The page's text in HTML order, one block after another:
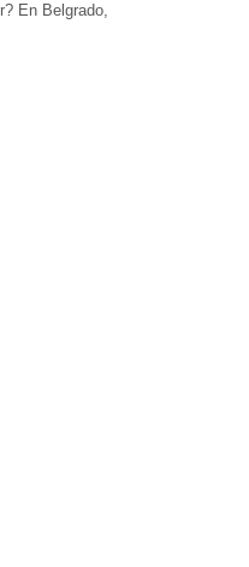
En Belgrado,